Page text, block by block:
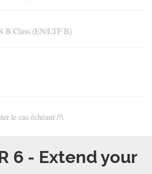
B Class (EN/LTF B)
le cas échéant /!\
6 - Extend your